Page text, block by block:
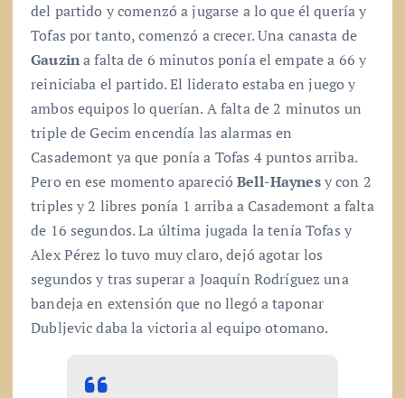
del partido y comenzó a jugarse a lo que él quería y
Tofas por tanto, comenzó a crecer. Una canasta de
Gauzina falta de 6 minutos ponía el empate a 66 y
reiniciaba el partido. El liderato estaba en juego y
ambos equipos lo querían. A falta de 2 minutos un
triple de Gecim encendía las alarmas en
Casademont ya que ponía a Tofas 4 puntos arriba.
Pero en ese momento aparecióBell-Haynesy con 2
triples y 2 libres ponía 1 arriba a Casademont a falta
de 16 segundos. La última jugada la tenía Tofas y
Alex Pérez lo tuvo muy claro, dejó agotar los
segundos y tras superar a Joaquín Rodríguez una
bandeja en extensión que no llegó a taponar
Dubljevic daba la victoria al equipo otomano.